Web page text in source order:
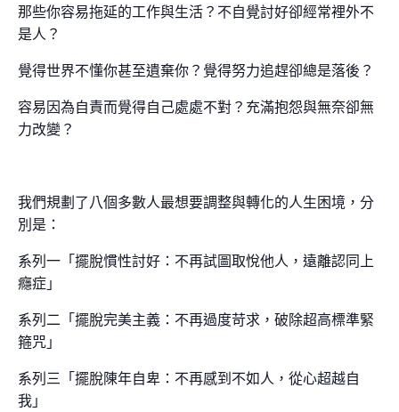
那些你容易拖延的工作與生活？不自覺討好卻經常裡外不
是人？
覺得世界不懂你甚至遺棄你？覺得努力追趕卻總是落後？
容易因為自責而覺得自己處處不對？充滿抱怨與無奈卻無
力改變？
我們規劃了八個多數人最想要調整與轉化的人生困境，分
別是：
系列一「擺脫慣性討好：不再試圖取悅他人，遠離認同上
癮症」
系列二「擺脫完美主義：不再過度苛求，破除超高標準緊
箍咒」
系列三「擺脫陳年自卑：不再感到不如人，從心超越自
我」